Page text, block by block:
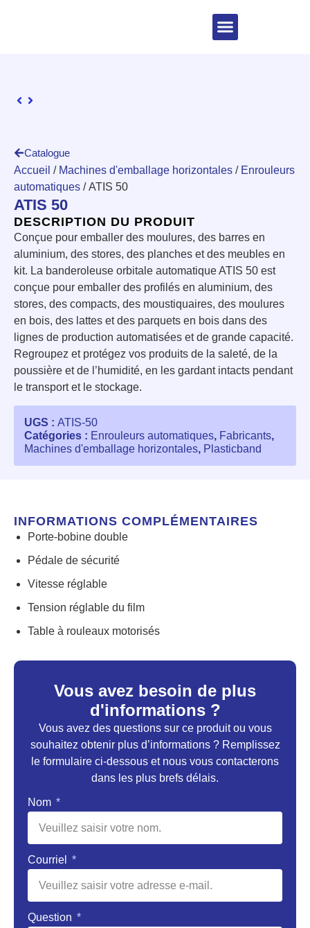
Catalogue
Accueil / Machines d'emballage horizontales / Enrouleurs
automatiques / ATIS 50
ATIS 50
DESCRIPTION DU PRODUIT
Conçue pour emballer des moulures, des barres en
aluminium, des stores, des planches et des meubles en
kit. La banderoleuse orbitale automatique ATIS 50 est
conçue pour emballer des profilés en aluminium, des
stores, des compacts, des moustiquaires, des moulures
en bois, des lattes et des parquets en bois dans des
lignes de production automatisées et de grande capacité.
Regroupez et protégez vos produits de la saleté, de la
poussière et de l’humidité, en les gardant intacts pendant
le transport et le stockage.
UGS : ATIS-50
Catégories : Enrouleurs automatiques, Fabricants,
Machines d'emballage horizontales, Plasticband
Vous avez besoin de plus
d'informations ?
Vous avez des questions sur ce produit ou vous
souhaitez obtenir plus d’informations ? Remplissez
le formulaire ci-dessous et nous vous contacterons
dans les plus brefs délais.
Nom
Courriel
Question
INFORMATIONS COMPLÉMENTAIRES
Porte-bobine double
Pédale de sécurité
Vitesse réglable
Tension réglable du film
Table à rouleaux motorisés